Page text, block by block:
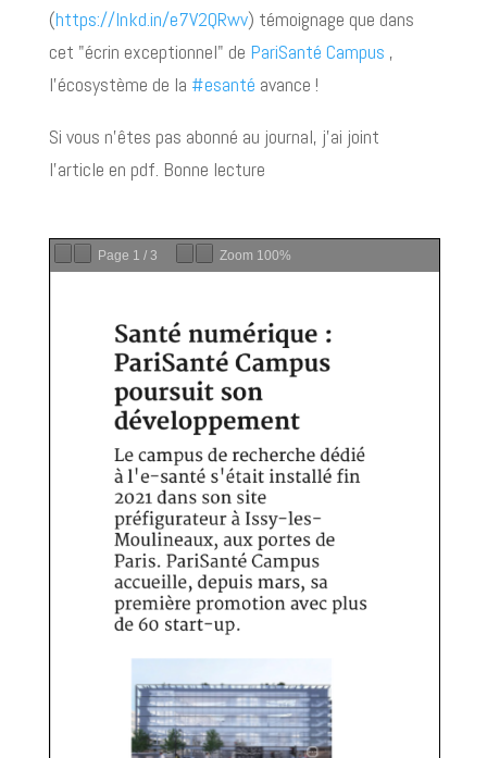
(https://lnkd.in/e7V2QRwv) témoignage que dans
cet "écrin exceptionnel" de PariSanté Campus ,
l'écosystème de la #esanté avance !
Si vous n'êtes pas abonné au journal, j'ai joint
l'article en pdf. Bonne lecture
Page 1 / 3 Zoom 100%